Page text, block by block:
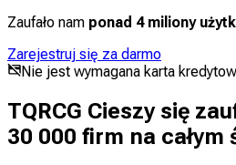
Zaufało nam ponad 4 miliony
Zarejestruj się za darmo
Nie jest wymagana karta
TQRCG Cieszy się
30 000 firm na całym